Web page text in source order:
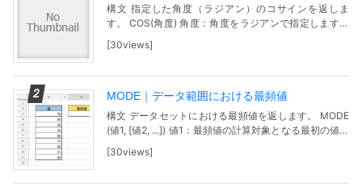
構文 指定した角度（ラジアン）のコサインを返しま
す。 COS(角度) 角度：角度をラジアンで指定します。
※角度が度で表されている場合は、角度に PI()/180 を掛
けるか、または RADIANS...
30views
MODE｜データ範囲における最頻値
構文 データセットにおける最頻値を返します。 MODE
(値1, [値2, ...]) 値1：最頻値の計算対象となる最初の値ま
たは範囲です。 [値2, ...]：最頻値の計算対象となる追加
の値または範囲...
30views